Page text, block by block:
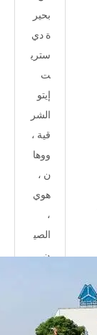
بحير
ة دي
ستري
ت
إيتو
الشر
قية ،
ووها
ن ،
هوي
،
الصي
ن